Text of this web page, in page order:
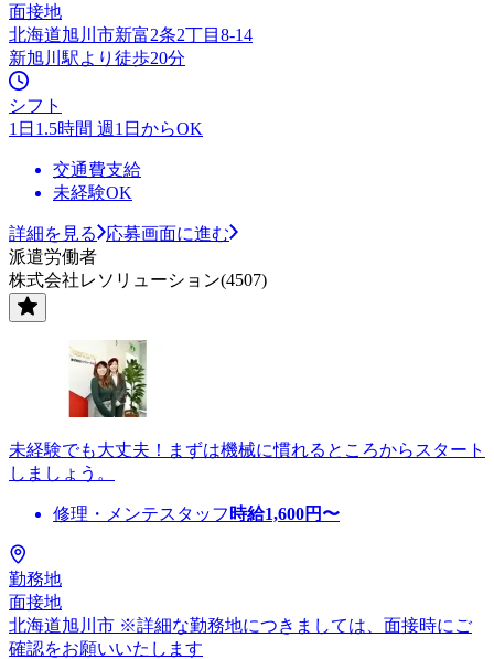
面接地
北海道旭川市新富2条2丁目8-14
新旭川駅より徒歩20分
シフト
1日1.5時間 週1日からOK
交通費支給
未経験OK
詳細を見る
応募画面に進む
派遣労働者
株式会社レソリューション(4507)
未経験でも大丈夫！まずは機械に慣れるところからスタート
しましょう。
修理・メンテスタッフ 時給1,600円〜
勤務地
面接地
北海道旭川市 ※詳細な勤務地につきましては、面接時にご
確認をお願いいたします